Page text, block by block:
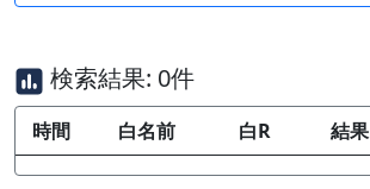
検索結果: 0件
時間 白名前 白R 結果